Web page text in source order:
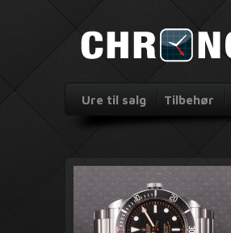
Ure til salg Tilbehør